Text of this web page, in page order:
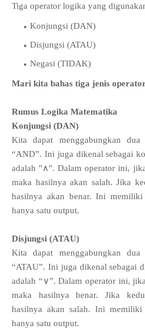
Tiga operator logika yang
Konjungsi (DAN)
Disjungsi (ATAU)
Negasi (TIDAK)
Mari kita bahas tiga jenis
Rumus Logika Matematika
Konjungsi (DAN)
Kita dapat menggabungkan dua
“AND”. Ini juga dikenal sebagai
adalah "∧". Dalam operator ini,
maka hasilnya akan salah. Jika
hasilnya akan benar. Ini
hanya satu output.
Disjungsi (ATAU)
Kita dapat menggabungkan dua
“ATAU”. Ini juga dikenal sebagai
adalah “∨”. Dalam operator ini,
maka hasilnya benar. Jika
hasilnya akan salah. Ini
hanya satu output.